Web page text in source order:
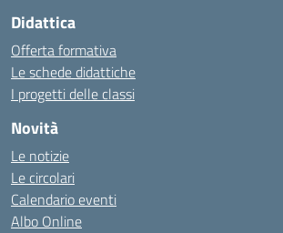
Didattica
Offerta formativa
Le schede didattiche
I progetti delle classi
Novità
Le notizie
Le circolari
Calendario eventi
Albo Online